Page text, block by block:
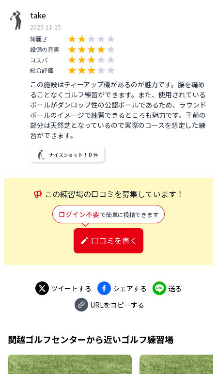
take
2020-11-25
綺麗さ
設備の充実
コスパ
総合評価
この施設はティーアップ機があるのが魅力です。腰を痛め
ることなくゴルフ練習ができます。また、使用されている
ボールがダンロップ性の公認ボールであるため、ラウンド
ボールのイメージで練習できるところも魅力です。手前の
部分は天然芝となっているので実際のコースを想定した練
習ができます。
ナイスショット！ 0 件
この練習場の口コミを募集しています！
ログイン不要で簡単に投稿できます
口コミを書く
ツイートする シェアする
送る
URLをコピーする
関越ゴルフセンターから近いゴルフ練習場